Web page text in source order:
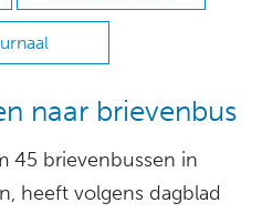
naar brievenbus
45 brievenbussen in
heeft volgens dagblad